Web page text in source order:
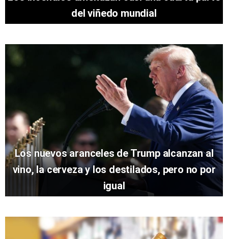
del viñedo mundial
Los nuevos aranceles de Trump alcanzan al
vino, la cerveza y los destilados, pero no por
igual